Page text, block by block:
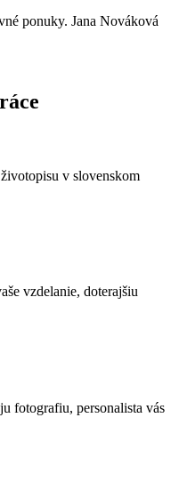
ponuky. Jana Nováková
v slovenskom
vzdelanie, doterajšiu
fotografiu, personalista vás